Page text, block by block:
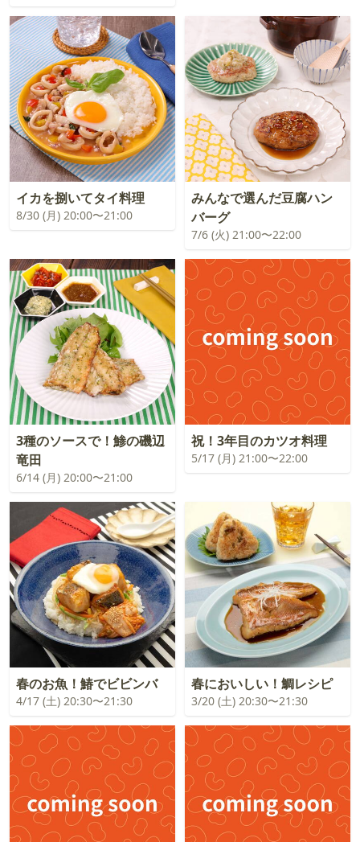
イカを捌いてタイ料理
8/30 (月) 20:00〜21:00
みんなで選んだ豆腐ハン
バーグ
7/6 (火) 21:00〜22:00
3種のソースで！鯵の磯辺
竜田
6/14 (月) 20:00〜21:00
祝！3年目のカツオ料理
5/17 (月) 21:00〜22:00
春のお魚！鰆でビビンバ
4/17 (土) 20:30〜21:30
春においしい！鯛レシピ
3/20 (土) 20:30〜21:30